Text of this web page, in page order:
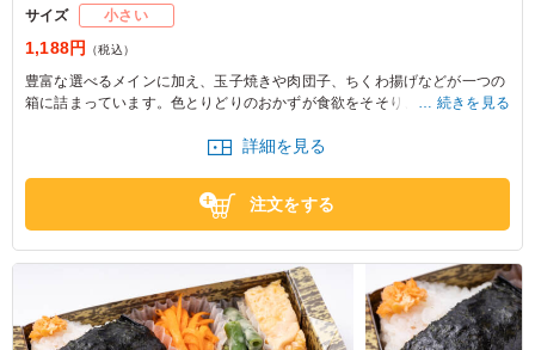
サイズ 小さい
1,188円 （税込）
豊富な選べるメインに加え、玉子焼きや肉団子、ちくわ揚げなどが一つの
箱に詰まっています。色とりどりのおかずが食欲をそそり、飽きが来ない
タイムをお過ごしください。
※選べるメインは「サバの味噌煮」か「サバの麴焼き」か「鶏の照り焼
き」か「豚の生姜焼き」からお選びいただけます。下記プルダウンよりお
選びください。(画像は「サバの麴焼き」)
続きを見る
詳細を見る
注文をする